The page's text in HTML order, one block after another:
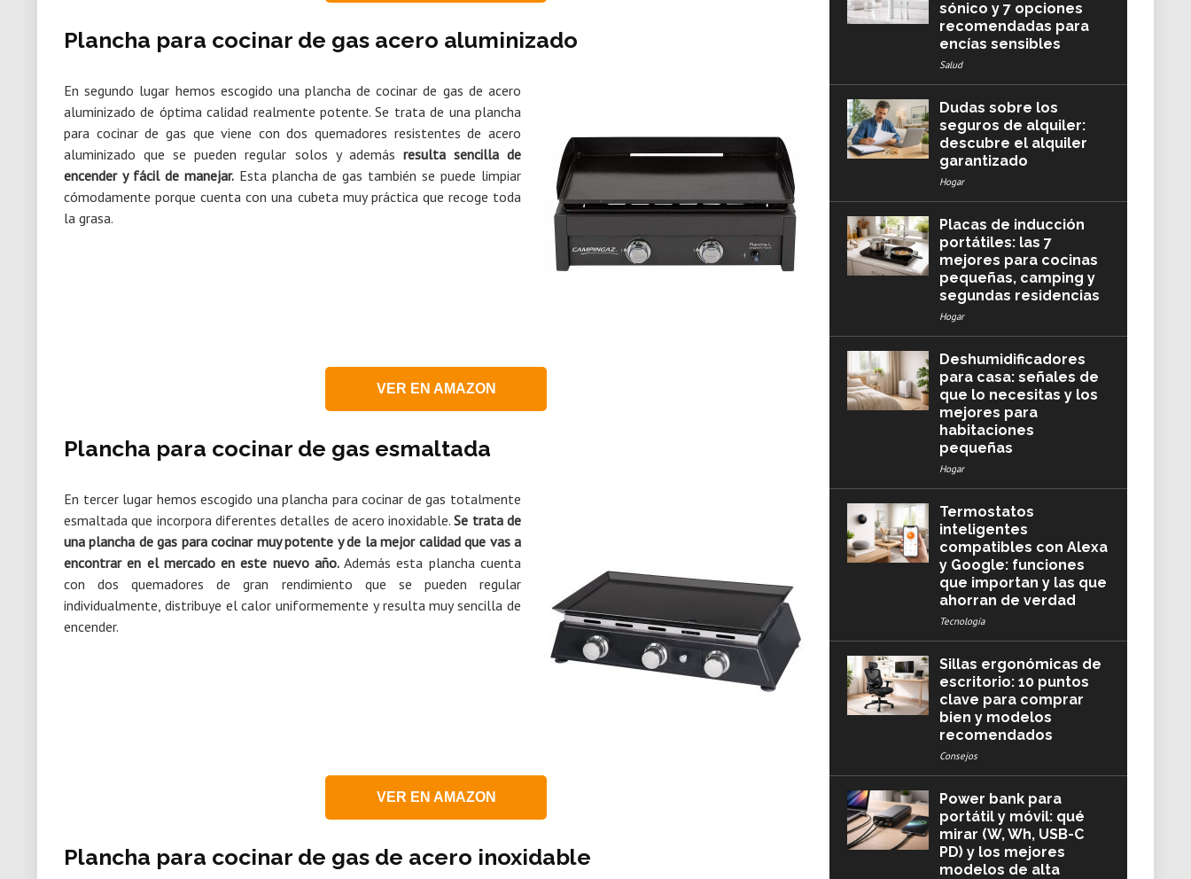
Plancha para cocinar de gas acero aluminizado
En segundo lugar hemos escogido una plancha de cocinar de gas de acero
aluminizado de óptima calidad realmente potente. Se trata de una plancha
para cocinar de gas que viene con dos quemadores resistentes de acero
aluminizado que se pueden regular solos y además resulta sencilla de
encender y fácil de manejar.Esta plancha de gas también se puede limpiar
cómodamente porque cuenta con una cubeta muy práctica que recoge toda
la grasa.
VER EN AMAZON
Plancha para cocinar de gas esmaltada
En tercer lugar hemos escogido una plancha para cocinar de gas totalmente
esmaltada que incorpora diferentes detalles de acero inoxidable.Se trata de
una plancha de gas para cocinar muy potente y de la mejor calidad que vas a
encontrar en el mercado en este nuevo año.Además esta plancha cuenta
con dos quemadores de gran rendimiento que se pueden regular
individualmente, distribuye el calor uniformemente y resulta muy sencilla de
encender.
VER EN AMAZON
Plancha para cocinar de gas de acero inoxidable
sónico y 7 opciones
recomendadas para
encías sensibles
Salud
Dudas sobre los
seguros de alquiler:
descubre el alquiler
garantizado
Hogar
Placas de inducción
portátiles: las 7
mejores para cocinas
pequeñas, camping y
segundas residencias
Hogar
Deshumidificadores
para casa: señales de
que lo necesitas y los
mejores para
habitaciones
pequeñas
Hogar
Termostatos
inteligentes
compatibles con Alexa
y Google: funciones
que importan y las que
ahorran de verdad
Tecnología
Sillas ergonómicas de
escritorio: 10 puntos
clave para comprar
bien y modelos
recomendados
Consejos
Power bank para
portátil y móvil: qué
mirar (W, Wh, USB-C
PD) y los mejores
modelos de alta